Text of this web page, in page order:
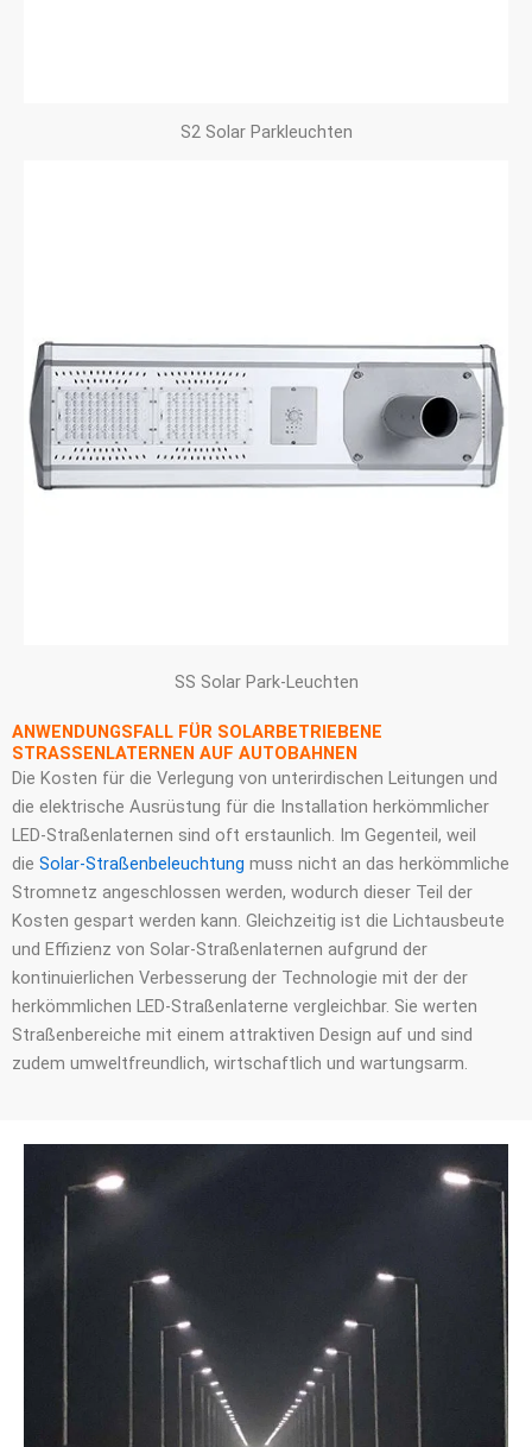
S2 Solar Parkleuchten
SS Solar Park-Leuchten
ANWENDUNGSFALL FÜR SOLARBETRIEBENE
STRASSENLATERNEN AUF AUTOBAHNEN
Die Kosten für die Verlegung von unterirdischen Leitungen und
die elektrische Ausrüstung für die Installation herkömmlicher
LED-Straßenlaternen sind oft erstaunlich. Im Gegenteil, weil
die Solar-Straßenbeleuchtung muss nicht an das herkömmliche
Stromnetz angeschlossen werden, wodurch dieser Teil der
Kosten gespart werden kann. Gleichzeitig ist die Lichtausbeute
und Effizienz von Solar-Straßenlaternen aufgrund der
kontinuierlichen Verbesserung der Technologie mit der der
herkömmlichen LED-Straßenlaterne vergleichbar. Sie werten
Straßenbereiche mit einem attraktiven Design auf und sind
zudem umweltfreundlich, wirtschaftlich und wartungsarm.